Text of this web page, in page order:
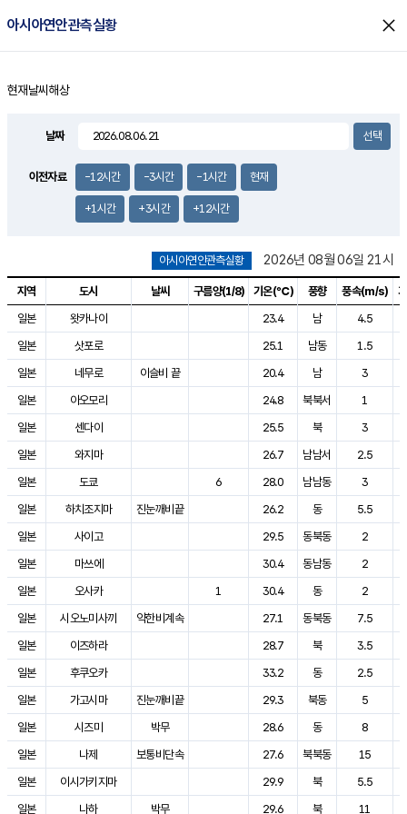
아시아연안관측실황 close
홈
현재날씨 해상
날짜
이전자료 -12시간 -3시간 -1시간 현재
+1시간 +3시간 +12시간
아시아연안관측실황 2026년 08월 06일 21시
아시아연안관측실황으로 지역, 도시, 날씨, 구름양, 기온, 풍향, 풍속, 기
지역 도시 날씨 구름양(1/8) 기온(℃) 풍향 풍속(m/s)
일본
왓카나이 23.4 남 4.5
일본
삿포로 25.1 남동 1.5
일본
네무로 이슬비 끝 20.4 남 3
일본
아오모리 24.8 북북서 1
일본
센다이 25.5 북 3
일본
와지마 26.7 남남서 2.5
일본
도쿄 6 28.0 남남동 3
일본
하치조지마 진눈깨비끝 26.2 동 5.5
일본
사이고 29.5 동북동 2
일본
마쓰에 30.4 동남동 2
일본
오사카 1 30.4 동 2
일본
시오노미사끼 약한비계속 27.1 동북동 7.5
일본
이즈하라 28.7 북 3.5
일본
후쿠오카 33.2 동 2.5
일본
가고시마 진눈깨비끝 29.3 북동
5
일본
시즈미 박무 28.6 동 8
일본
나제 보통비단속 27.6 북북동
15
일본
이시가키지마 29.9 북
5.5
일본
나하 박무 29.6 북 11